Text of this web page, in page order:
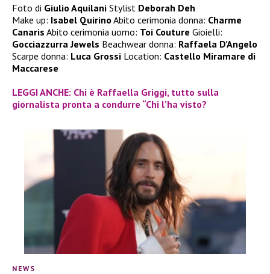
Foto di Giulio Aquilani Stylist Deborah Deh
Make up: Isabel Quirino Abito cerimonia donna: Charme
Canaris Abito cerimonia uomo: Toi Couture Gioielli:
Gocciazzurra Jewels Beachwear donna: Raffaela D’Angelo
Scarpe donna: Luca Grossi Location: Castello Miramare di
Maccarese
LEGGI ANCHE: Chi è Raffaella Griggi, tutto sulla
giornalista pronta a condurre “Chi l’ha visto?
NEWS